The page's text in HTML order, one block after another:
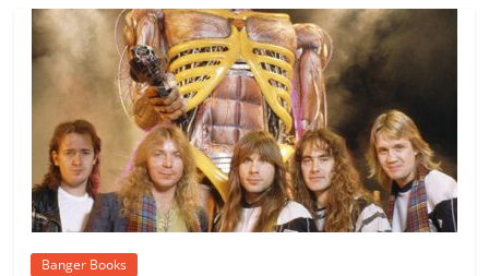
Banger Books